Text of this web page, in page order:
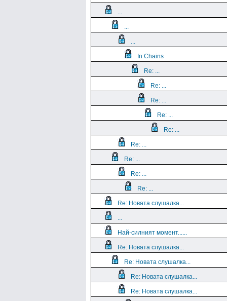
...
...
...
In Chains
Re: ...
Re: ...
Re: ...
Re: ...
Re: ...
Re: ...
Re: ...
Re: ...
Re: ...
Re: Новата слушалка...
...
Най-силният момент......
Re: Новата слушалка...
Re: Новата слушалка...
Re: Новата слушалка...
Re: Новата слушалка...